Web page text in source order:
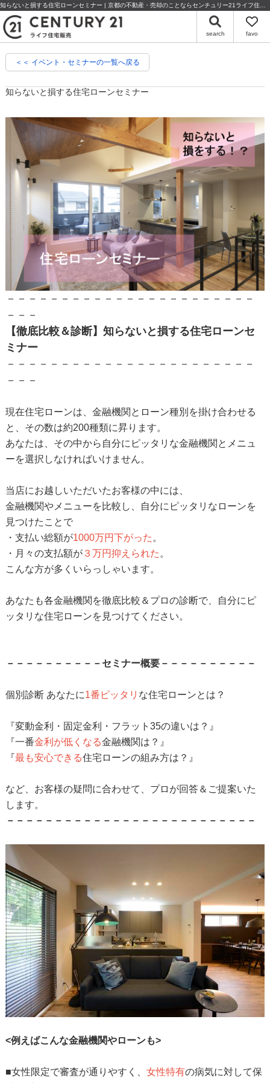
search favo
＜＜ イベント・セミナーの一覧へ戻る
知らないと損する住宅ローンセミナー
－－－－－－－－－－－－－－－－－－－－－－－
－－－
【徹底比較＆診断】知らないと損する住宅ローンセ
ミナー
－－－－－－－－－－－－－－－－－－－－－－－
－－－
現在住宅ローンは、金融機関とローン種別を掛け合わせる
と、その数は約200種類に昇ります。
あなたは、その中から自分にピッタリな金融機関とメニュ
ーを選択しなければいけません。
当店にお越しいただいたお客様の中には、
金融機関やメニューを比較し、自分にピッタリなローンを
見つけたことで
・支払い総額が1000万円下がった 。
・月々の支払額が３万円抑えられた 。
こんな方が多くいらっしゃいます。
あなたも各金融機関を徹底比較＆プロの診断で、自分にピ
ッタリな住宅ローンを見つけてください。
－－－－－－－－－－セミナー概要－－－－－－－－－－
個別診断 あなたに1番ピッタリ な住宅ローンとは？
『変動金利・固定金利・フラット35の違いは？』
『一番金利が低くなる金融機関は？』
『最も安心できる住宅ローンの組み方は？』
など、お客様の疑問に合わせて、プロが回答＆ご提案いた
します。
－－－－－－－－－－－－－－－－－－－－－－－－－－
<例えばこんな金融機関やローンも>
■女性限定で審査が通りやすく、 女性特有の病気に対して保